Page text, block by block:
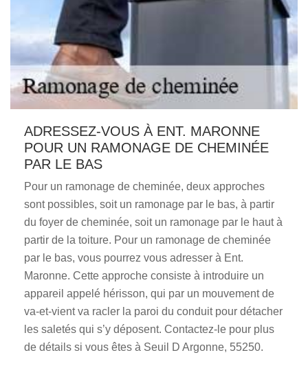
ADRESSEZ-VOUS À ENT. MARONNE
POUR UN RAMONAGE DE CHEMINÉE
PAR LE BAS
Pour un ramonage de cheminée, deux approches
sont possibles, soit un ramonage par le bas, à partir
du foyer de cheminée, soit un ramonage par le haut à
partir de la toiture. Pour un ramonage de cheminée
par le bas, vous pourrez vous adresser à Ent.
Maronne. Cette approche consiste à introduire un
appareil appelé hérisson, qui par un mouvement de
va-et-vient va racler la paroi du conduit pour détacher
les saletés qui s’y déposent. Contactez-le pour plus
de détails si vous êtes à Seuil D Argonne, 55250.